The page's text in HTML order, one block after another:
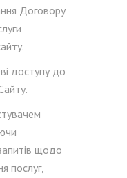
Договору
доступу до
щодо
послуг,